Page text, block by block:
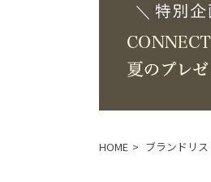
HOME ブランドリス